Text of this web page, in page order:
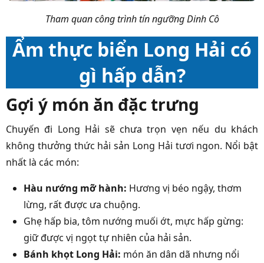
Tham quan công trình tín ngưỡng Dinh Cô
Ẩm thực biển Long Hải có
gì hấp dẫn?
Gợi ý món ăn đặc trưng
Chuyến đi Long Hải sẽ chưa trọn vẹn nếu du khách
không thưởng thức hải sản Long Hải tươi ngon. Nổi bật
nhất là các món:
Hàu nướng mỡ hành: Hương vị béo ngậy, thơm
lừng, rất được ưa chuộng.
Ghẹ hấp bia, tôm nướng muối ớt, mực hấp gừng:
giữ được vị ngọt tự nhiên của hải sản.
Bánh khọt Long Hải: món ăn dân dã nhưng nổi